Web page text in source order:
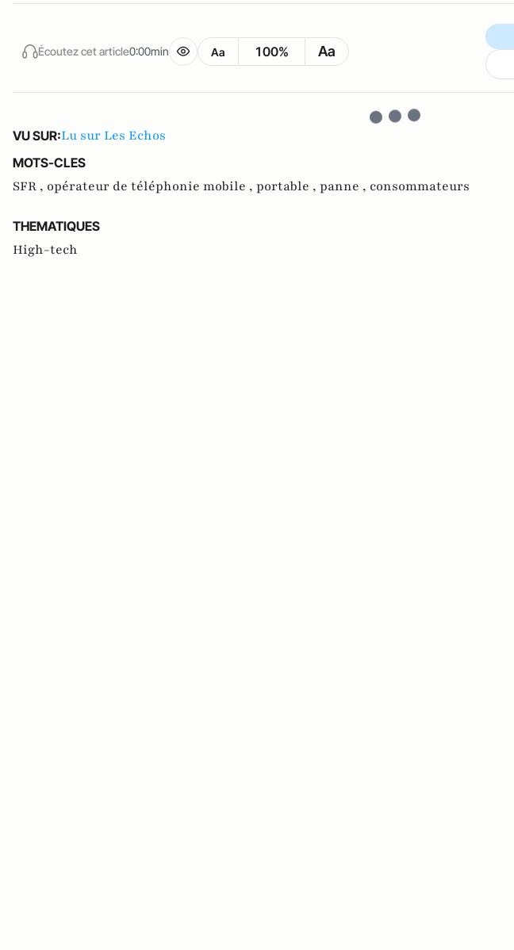
Écoutez cet article0:00min Aa 100% Aa
VU SUR:Lu sur Les Echos
MOTS-CLES
SFR , opérateur de téléphonie mobile , portable , panne , consommateurs
THEMATIQUES
High-tech